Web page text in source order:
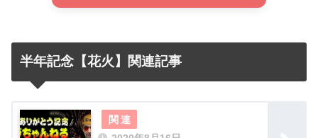
半年記念【花火】関連記事